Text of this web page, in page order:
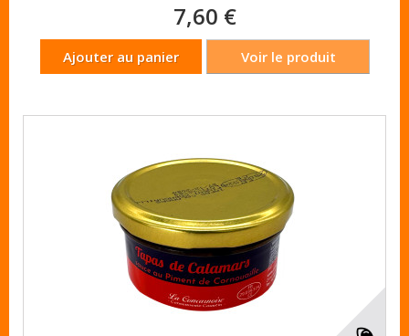
7,60 €
Ajouter au panier Voir le produit